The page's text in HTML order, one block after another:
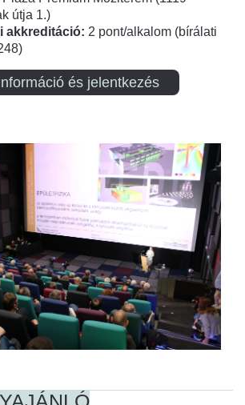
útja 1.)
akkreditáció: 2 pont/alkalom (bírálati
és jelentkezés